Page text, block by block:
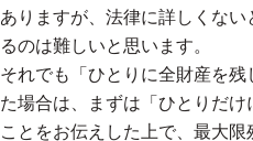
ありますが、法律に詳しくな
るのは難しいと思います。
それでも「ひとりに全財産を
た場合は、まずは「ひとりだ
ことをお伝えした上で、最大